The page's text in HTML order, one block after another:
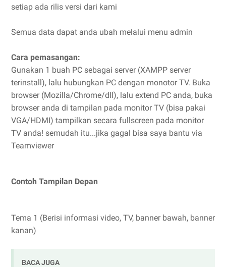
setiap ada rilis versi dari kami
Semua data dapat anda ubah melalui menu admin
Cara pemasangan:
Gunakan 1 buah PC sebagai server (XAMPP server
terinstall), lalu hubungkan PC dengan monotor TV. Buka
browser (Mozilla/Chrome/dll), lalu extend PC anda, buka
browser anda di tampilan pada monitor TV (bisa pakai
VGA/HDMI) tampilkan secara fullscreen pada monitor
TV anda! semudah itu...jika gagal bisa saya bantu via
Teamviewer
Contoh Tampilan Depan
Tema 1 (Berisi informasi video, TV, banner bawah, banner
kanan)
BACA JUGA